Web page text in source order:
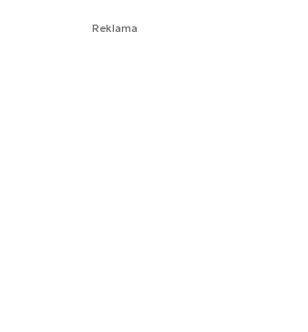
Reklama